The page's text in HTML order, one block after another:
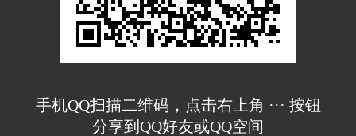
手机QQ扫描二维码，点击右上角 ··· 按钮
分享到QQ好友或QQ空间